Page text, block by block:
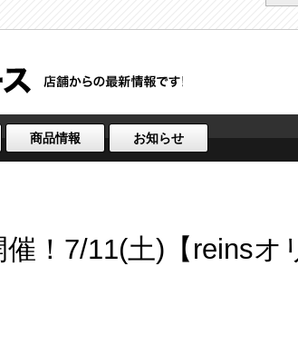
商品情報 お知らせ
！7/11(土)【reinsオ